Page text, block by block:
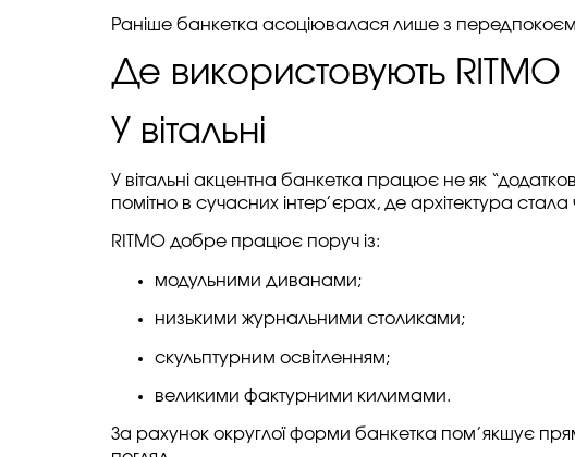
Раніше банкетка асоціювалася лише з
Де використовують RITMO
У вітальні
У вітальні акцентна банкетка працює не як
помітно в сучасних інтер’єрах, де архітектура
RITMO добре працює поруч із:
модульними диванами;
низькими журнальними столиками;
скульптурним освітленням;
великими фактурними килимами.
За рахунок округлої форми банкетка пом’якшує